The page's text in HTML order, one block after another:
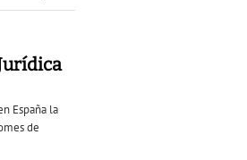
España la
de